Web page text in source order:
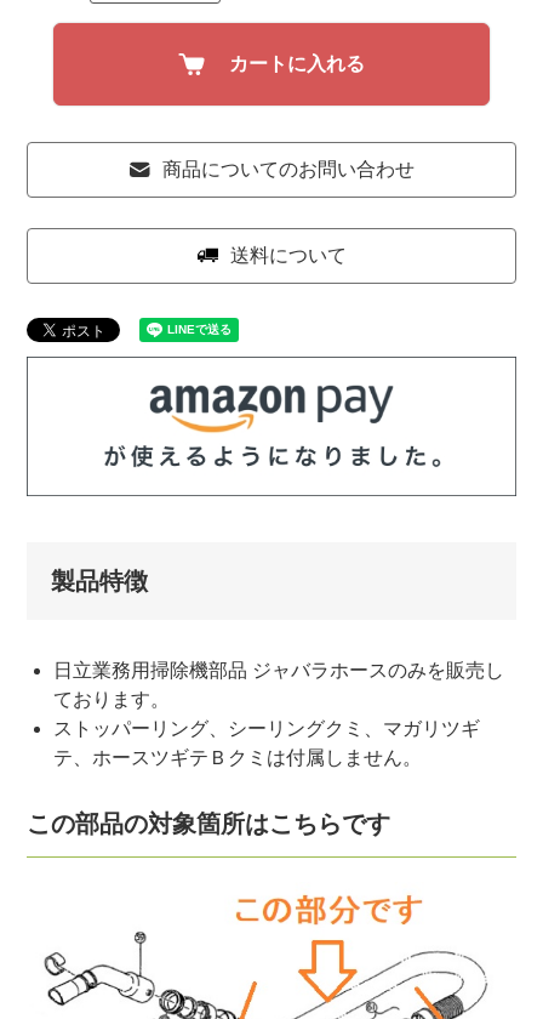
カートに入れる
商品についてのお問い合わせ
送料について
製品特徴
日立業務用掃除機部品 ジャバラホースのみを販売し
ております。
ストッパーリング、シーリングクミ、マガリツギ
テ、ホースツギテＢクミは付属しません。
この部品の対象箇所はこちらです